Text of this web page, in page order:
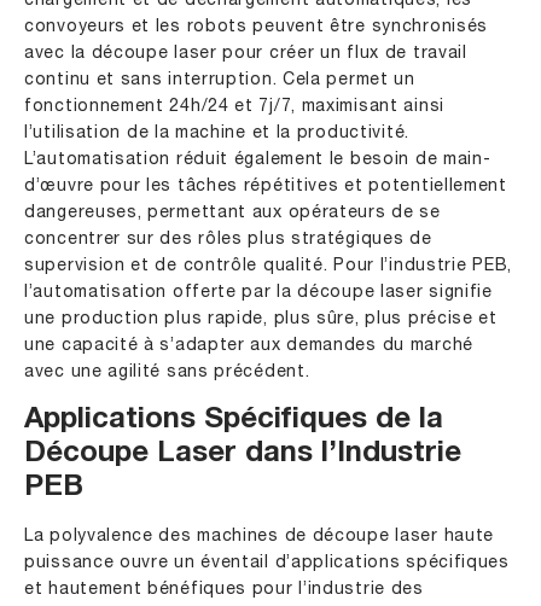
convoyeurs et les robots peuvent être synchronisés
avec la découpe laser pour créer un flux de travail
continu et sans interruption. Cela permet un
fonctionnement 24h/24 et 7j/7, maximisant ainsi
l’utilisation de la machine et la productivité.
L’automatisation réduit également le besoin de main-
d’œuvre pour les tâches répétitives et potentiellement
dangereuses, permettant aux opérateurs de se
concentrer sur des rôles plus stratégiques de
supervision et de contrôle qualité. Pour l’industrie PEB,
l’automatisation offerte par la découpe laser signifie
une production plus rapide, plus sûre, plus précise et
une capacité à s’adapter aux demandes du marché
avec une agilité sans précédent.
Applications Spécifiques de la
Découpe Laser dans l’Industrie
PEB
La polyvalence des machines de découpe laser haute
puissance ouvre un éventail d’applications spécifiques
et hautement bénéfiques pour l’industrie des